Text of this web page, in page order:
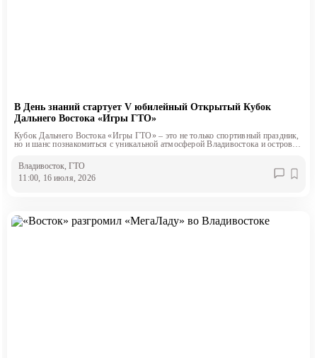
В День знаний стартует V юбилейный Открытый Кубок
Дальнего Востока «Игры ГТО»
Кубок Дальнего Востока «Игры ГТО» – это не только спортивный праздник,
но и шанс познакомиться с уникальной атмосферой Владивостока и острова
Владивосток, ГТО
11:00, 16 июля, 2026